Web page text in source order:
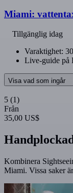
Miami:
Tillgänglig idag
Varaktighet:
Live-guide på
Visa vad som ingår
5 (1)
Från
35,00 US$
Kombinera
Miami. Vissa saker